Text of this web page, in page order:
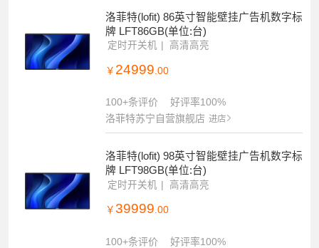
洛菲特(lofit) 86英寸智能壁挂广告机数字标
牌 LFT86GB(单位:台)
定时开关机 高清高亮
￥ 24999 .00
100+条评价
好评率100%
洛菲特苏宁自营旗舰店 进店
洛菲特(lofit) 98英寸智能壁挂广告机数字标
牌 LFT98GB(单位:台)
定时开关机 高清高亮
￥ 39999.00
100+条评价
好评率100%